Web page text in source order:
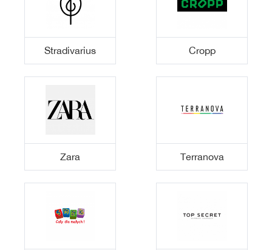
Stradivarius Cropp
Zara Terranova